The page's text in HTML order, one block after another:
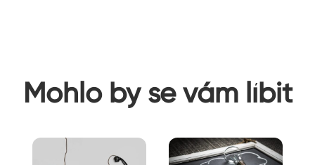
Mohlo by se vám líbit